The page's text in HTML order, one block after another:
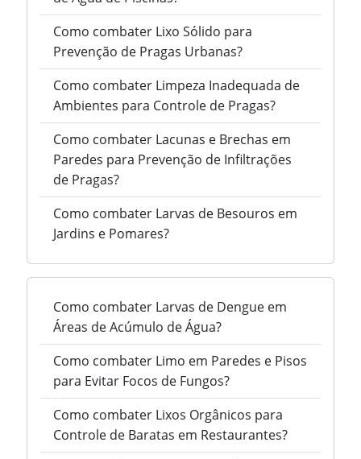
Como combater Lixo Sólido para
Prevenção de Pragas Urbanas?
Como combater Limpeza Inadequada de
Ambientes para Controle de Pragas?
Como combater Lacunas e Brechas em
Paredes para Prevenção de Infiltrações
de Pragas?
Como combater Larvas de Besouros em
Jardins e Pomares?
Como combater Larvas de Dengue em
Áreas de Acúmulo de Água?
Como combater Limo em Paredes e Pisos
para Evitar Focos de Fungos?
Como combater Lixos Orgânicos para
Controle de Baratas em Restaurantes?